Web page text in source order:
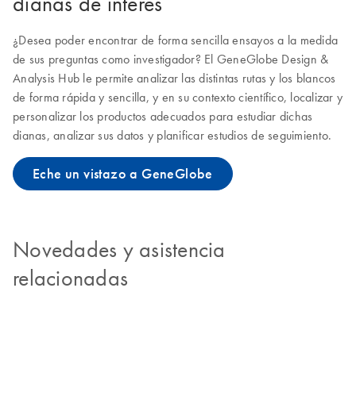
¿Desea poder encontrar de forma sencilla ensayos a la medida
de sus preguntas como investigador? El GeneGlobe Design &
Analysis Hub le permite analizar las distintas rutas y los blancos
de forma rápida y sencilla, y en su contexto científico, localizar y
personalizar los productos adecuados para estudiar dichas
dianas, analizar sus datos y planificar estudios de seguimiento.
Eche un vistazo a GeneGlobe
Novedades y asistencia
relacionadas